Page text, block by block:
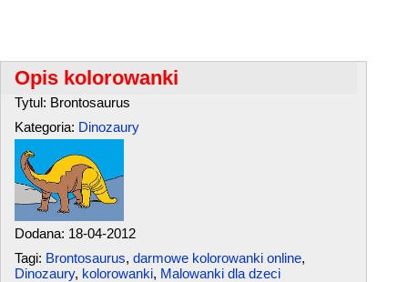
Opis kolorowanki
Tytul: Brontosaurus
Kategoria: Dinozaury
Dodana: 18-04-2012
Tagi: Brontosaurus, darmowe kolorowanki online,
Dinozaury, kolorowanki, Malowanki dla dzeci